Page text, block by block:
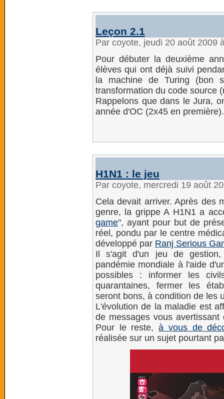
Leçon 2.1
Par coyote, jeudi 20 août 2009
Pour débuter la deuxième
élèves qui ont déjà suivi
la machine de Turing (bon
transformation du code source
Rappelons que dans le Jura,
année d'OC (2x45 en première).
H1N1 : le jeu
Par coyote, mercredi 19 août
Cela devait arriver. Après des
genre, la grippe A H1N1 a
game", ayant pour but de
réel, pondu par le centre
développé par Ranj Serious
Il s'agit d'un jeu de
pandémie mondiale à l'aide
possibles : informer les
quarantaines, fermer les
seront bons, à condition de les
L'évolution de la maladie est
de messages vous
Pour le reste,à vous de
réalisée sur un sujet pourtant